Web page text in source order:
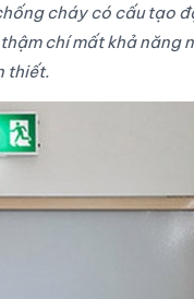
cháy có cấu tạo
chí mất khả
thiết.